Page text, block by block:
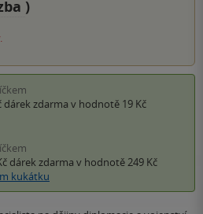
)
dárek zdarma v hodnotě 19 Kč
dárek zdarma v hodnotě 249 Kč
kukátku